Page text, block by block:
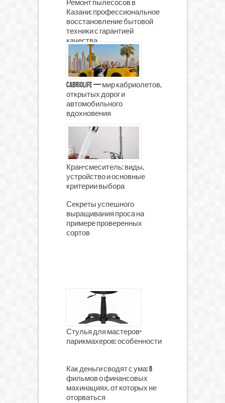
Ремонт пылесосов в
Казани: профессиональное
восстановление бытовой
техники с гарантией
качества
CabrioLife — мир кабриолетов,
открытых дорог и
автомобильного
вдохновения
Кран-смеситель: виды,
устройство и основные
критерии выбора
Секреты успешного
выращивания проса на
примере проверенных
сортов
Стулья для мастеров-
парикмахеров: особенности
Как деньги сводят с ума: 6
фильмов о финансовых
махинациях, от которых не
оторваться